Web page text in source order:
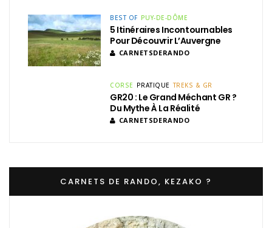
BEST OF PUY-DE-DÔME
5 Itinéraires Incontournables
Pour Découvrir L’Auvergne
CARNETSDERANDO
CORSE PRATIQUE TREKS & GR
GR20 : Le Grand Méchant GR ?
Du Mythe À La Réalité
CARNETSDERANDO
CARNETS DE RANDO, KEZAKO ?